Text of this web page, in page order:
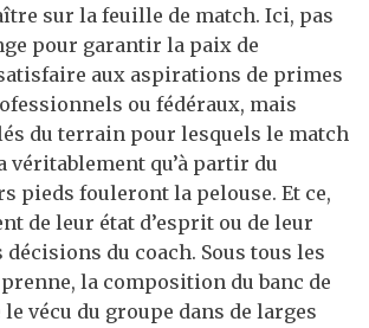
sur la feuille de match. Ici, pas
pour garantir la paix de
aux aspirations de primes
ou fédéraux, mais
du terrain pour lesquels le match
véritablement qu’à partir du
pieds fouleront la pelouse. Et ce,
de leur état d’esprit ou de leur
décisions du coach. Sous tous les
prenne, la composition du banc de
vécu du groupe dans de larges